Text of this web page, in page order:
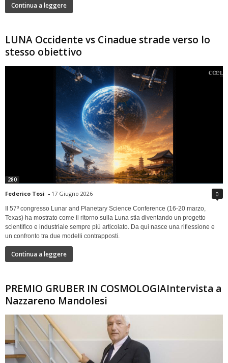
Continua a leggere
LUNA Occidente vs Cinadue strade verso lo
stesso obiettivo
280
Federico Tosi - 17 Giugno 2026 0
Il 57º congresso Lunar and Planetary Science Conference (16-20 marzo,
Texas) ha mostrato come il ritorno sulla Luna stia diventando un progetto
scientifico e industriale sempre più articolato. Da qui nasce una riflessione e
un confronto tra due modelli contrapposti.
Continua a leggere
PREMIO GRUBER IN COSMOLOGIAIntervista a
Nazzareno Mandolesi